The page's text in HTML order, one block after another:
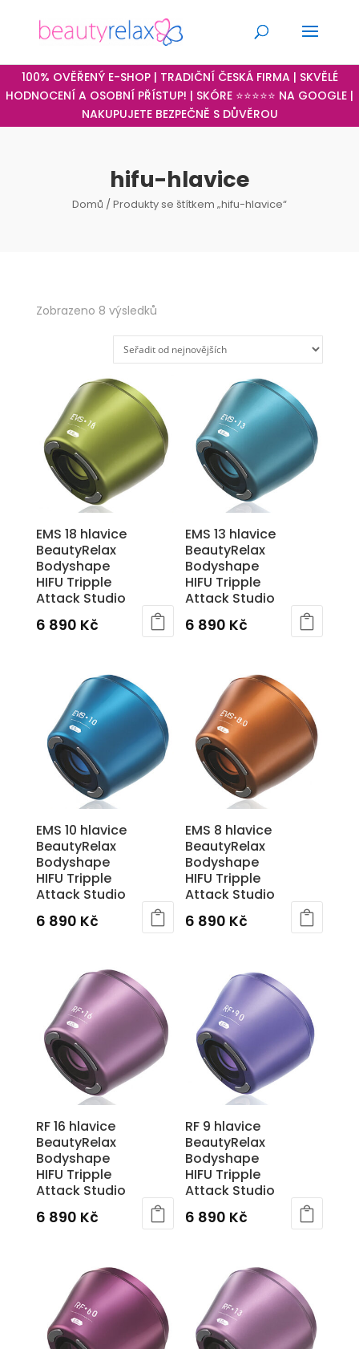
100% OVĚŘENÝ E-SHOP | TRADIČNÍ ČESKÁ FIRMA | SKVĚLÉ
HODNOCENÍ A OSOBNÍ PŘÍSTUP! | SKÓRE ⭐⭐⭐⭐⭐ NA GOOGLE |
NAKUPUJETE BEZPEČNĚ S DŮVĚROU
hifu-hlavice
Domů / Produkty se štítkem „hifu-hlavice“
Zobrazeno 8 výsledkůSeřazeno
nejnovějších
EMS 18 hlavice
BeautyRelax
Bodyshape
HIFU Tripple
Attack Studio
6 890 Kč
EMS 13 hlavice
BeautyRelax
Bodyshape
HIFU Tripple
Attack Studio
6 890 Kč
EMS 10 hlavice
BeautyRelax
Bodyshape
HIFU Tripple
Attack Studio
6 890 Kč
EMS 8 hlavice
BeautyRelax
Bodyshape
HIFU Tripple
Attack Studio
6 890 Kč
RF 16 hlavice
BeautyRelax
Bodyshape
HIFU Tripple
Attack Studio
6 890 Kč
RF 9 hlavice
BeautyRelax
Bodyshape
HIFU Tripple
Attack Studio
6 890 Kč